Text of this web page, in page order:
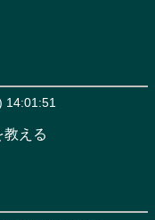
14:01:51
える